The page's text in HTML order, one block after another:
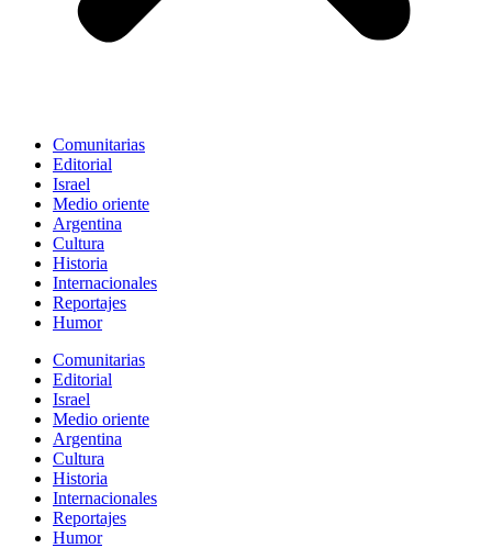
Comunitarias
Editorial
Israel
Medio oriente
Argentina
Cultura
Historia
Internacionales
Reportajes
Humor
Comunitarias
Editorial
Israel
Medio oriente
Argentina
Cultura
Historia
Internacionales
Reportajes
Humor